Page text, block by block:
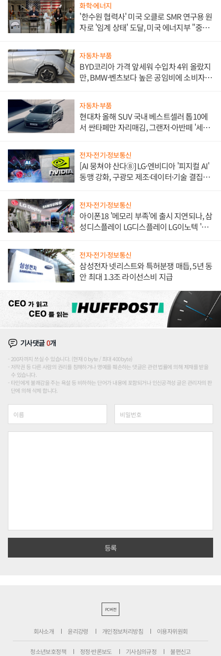
화학·에너지
'한수원 협력사' 미국 오클로 SMR 연구용 원
자로 '임계 상태' 도달, 미국 에너지부 "중요
자동차·부품
BYD코리아 가격 앞세워 수입차 4위 올랐지
만, BMW·벤츠보다 높은 공임비에 소비자
자동차·부품
현대차 올해 SUV 국내 베스트셀러 톱10에
서 싼타페만 자리매김, 그랜저·아반떼 '세단
전자·전기·정보통신
[AI 뭉쳐야 산다⑧] LG·엔비디아 '피지컬 AI'
동맹 강화, 구광모 제조·데이터·기술 결집
전자·전기·정보통신
아이폰18 '메모리 부족'에 출시 지연되나, 삼
성디스플레이 LG디스플레이 LG이노텍 '탈
전자·전기·정보통신
삼성전자 넷리스트와 특허분쟁 매듭, 5년 동
안 최대 1.3조 라이선스비 지급
기사댓글0개
200자까지 쓰실 수 있습니다. (현재 0 byte / 최대 400byte)
저작권 등 다른 사람의 권리를 침해하거나 명예를 훼손하는 댓글은 관련 법률에 의해 제재를 받을
수 있습니다.
타인에게 불쾌감을 주는 욕설 등 비하하는 단어가 내용에 포함되거나 인신공격성 글은 관리자의 판
단에 의해 삭제 합니다.
PC버전
회사소개 윤리강령 개인정보처리방침 이용자위원회
청소년보호정책 정정·반론보도 기사심의규정 불편신고